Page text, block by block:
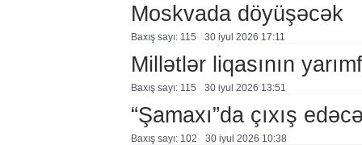
Moskvada döyüşəcək
Baxış sayı: 115 30 i̇yul 2026 17:11
Millətlər liqasının
Baxış sayı: 115 30 i̇yul 2026 13:51
“Şamaxı”da çıxış
Baxış sayı: 102 30 i̇yul 2026 10:38